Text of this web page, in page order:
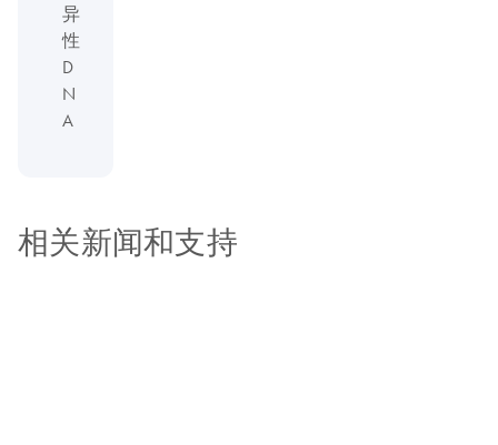
异
性
D
N
A
相关新闻和支持